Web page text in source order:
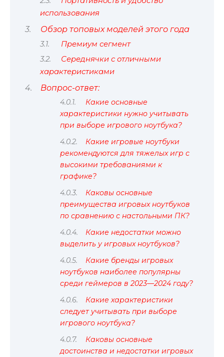
использования
Обзор топовых моделей этого года
Премиум сегмент
Середнячки с отличными
характеристиками
Вопрос-ответ:
Какие основные
характеристики нужно учитывать
при выборе игрового ноутбука?
Какие игровые ноутбуки
рекомендуются для тяжелых игр с
высокими требованиями к
графике?
Каковы основные
преимущества игровых ноутбуков
по сравнению с настольными ПК?
Какие недостатки можно
выделить у игровых ноутбуков?
Какие бренды игровых
ноутбуков наиболее популярны
среди геймеров в 2023—2024 году?
Какие характеристики
следует учитывать при выборе
игрового ноутбука?
Каковы основные
достоинства и недостатки игровых